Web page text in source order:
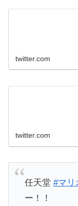
twitter.com
twitter.com
任天堂 #マリ
ー！！